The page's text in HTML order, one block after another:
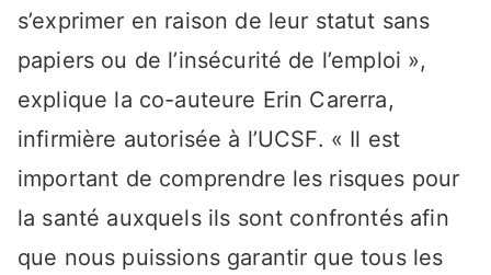
s’exprimer en raison de leur statut sans
papiers ou de l’insécurité de l’emploi »,
explique la co-auteure Erin Carerra,
infirmière autorisée à l’UCSF. « Il est
important de comprendre les risques pour
la santé auxquels ils sont confrontés afin
que nous puissions garantir que tous les